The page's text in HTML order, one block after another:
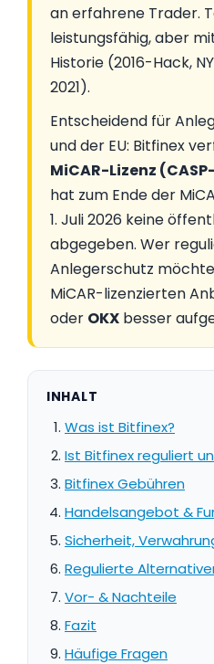
an erfahrene Trader.
leistungsfähig, aber
Historie (2016-Hack,
2021).
Entscheidend für
und der EU: Bitfinex
MiCAR-Lizenz
hat zum Ende der
1. Juli 2026 keine
abgegeben. Wer
Anlegerschutz
MiCAR-lizenzierten
oder OKX besser
INHALT
Was ist Bitfinex?
Ist Bitfinex reguliert
Bitfinex Gebühren
Handelsangebot &
Sicherheit,
Regulierte
Vor- & Nachteile
Fazit
Häufige Fragen